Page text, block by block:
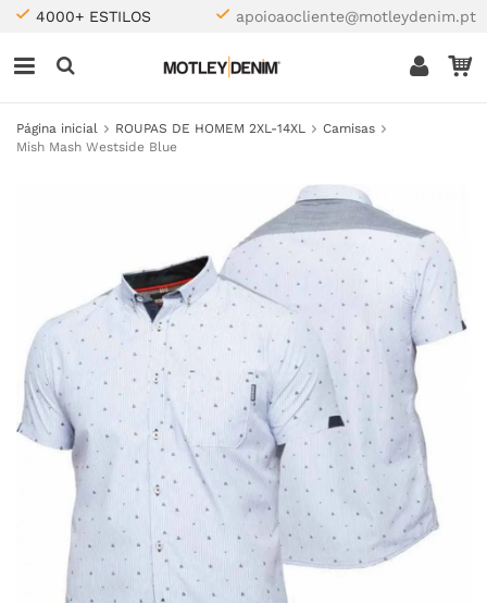
4000+ ESTILOS apoioaocliente@motleydenim.pt
Página inicial ROUPAS DE HOMEM 2XL-14XL
Camisas
Mish Mash Westside Blue